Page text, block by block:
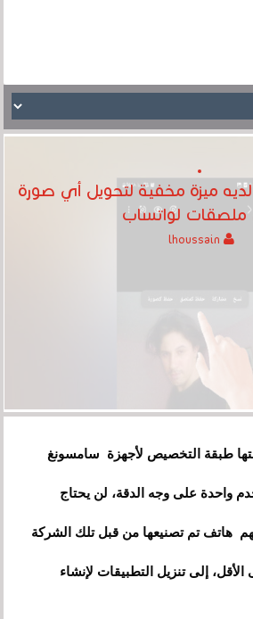
ميزة مخفية لتحويل أي صورة
ملصقات لواتساب
طبقة التخصيص لأجهزة سامسونغ
واحدة على وجه الدقة، لن يحتاج
هاتف تم تصنيعها من قبل تلك الشركة
أندرويد 14 على الأقل، إلى تنزيل التطبيقات لإنشاء